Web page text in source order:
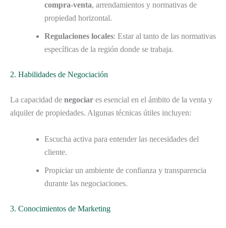
compra-venta, arrendamientos y normativas de
propiedad horizontal.
Regulaciones locales: Estar al tanto de las normativas
específicas de la región donde se trabaja.
2. Habilidades de Negociación
La capacidad de negociar es esencial en el ámbito de la venta y
alquiler de propiedades. Algunas técnicas útiles incluyen:
Escucha activa para entender las necesidades del
cliente.
Propiciar un ambiente de confianza y transparencia
durante las negociaciones.
3. Conocimientos de Marketing